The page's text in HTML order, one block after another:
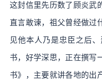
这封信里先历数了顾炎武
直言敢谏，祖父曾经做过
见他本人乃是忠臣之后
书，好学深思，正在撰写
书》，主要就讲各地的出